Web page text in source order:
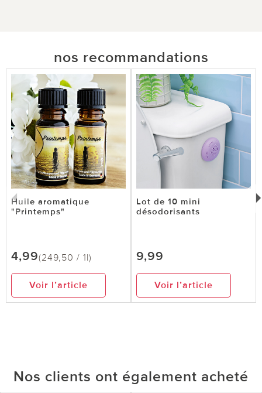
nos recommandations
Huile aromatique
"Printemps"
4,99(249,50 / 1l)
Voir l’article
Lot de 10 mini
désodorisants
9,99
Voir l’article
Nos clients ont également acheté